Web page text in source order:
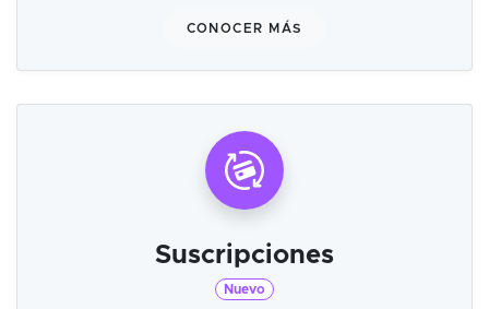
CONOCER MÁS
Suscripciones
Nuevo